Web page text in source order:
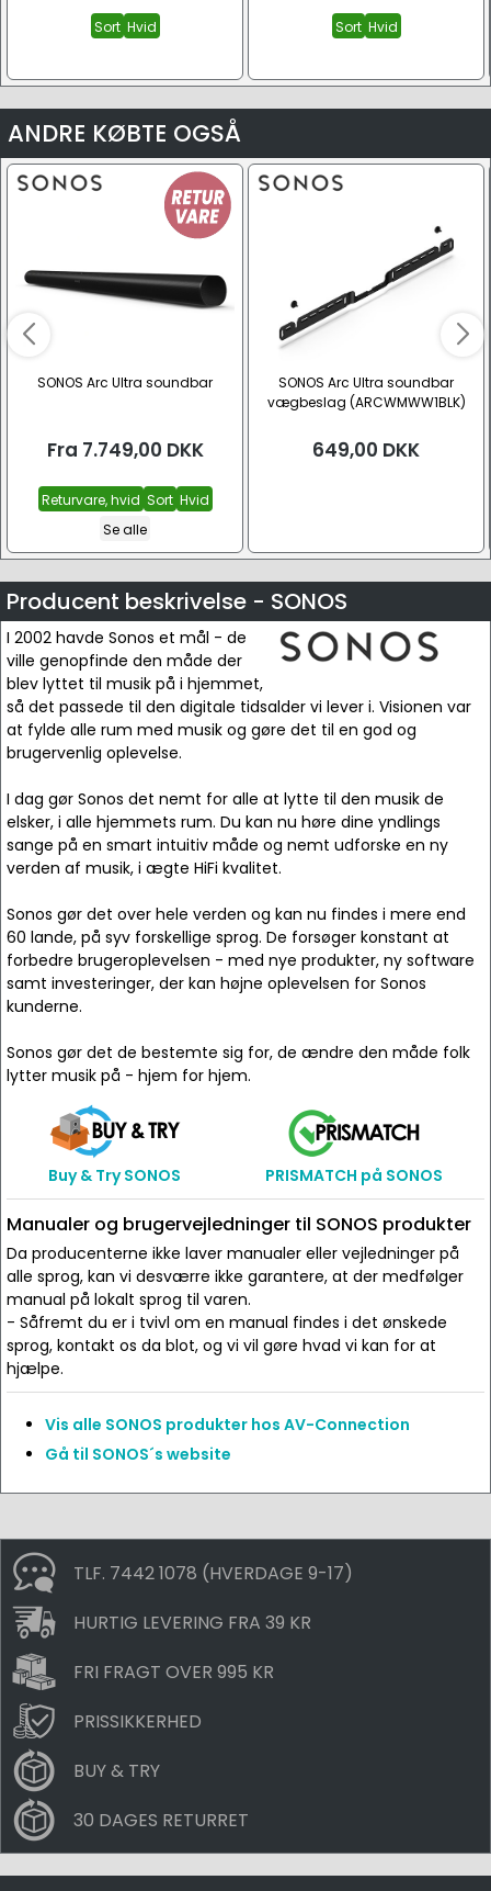
Sort Hvid Sort Hvid
ANDRE KØBTE OGSÅ
SONOS Arc Ultra soundbar
Fra 7.749,00 DKK
Returvare, hvid Sort Hvid
Se alle
SONOS Arc Ultra soundbar
vægbeslag (ARCWMWW1BLK)
649,00 DKK
Producent beskrivelse - SONOS
I 2002 havde Sonos et mål - de
ville genopfinde den måde der
blev lyttet til musik på i hjemmet,
så det passede til den digitale tidsalder vi lever i. Visionen var
at fylde alle rum med musik og gøre det til en god og
brugervenlig oplevelse.
I dag gør Sonos det nemt for alle at lytte til den musik de
elsker, i alle hjemmets rum. Du kan nu høre dine yndlings
sange på en smart intuitiv måde og nemt udforske en ny
verden af musik, i ægte HiFi kvalitet.
Sonos gør det over hele verden og kan nu findes i mere end
60 lande, på syv forskellige sprog. De forsøger konstant at
forbedre brugeroplevelsen - med nye produkter, ny software
samt investeringer, der kan højne oplevelsen for Sonos
kunderne.
Sonos gør det de bestemte sig for, de ændre den måde folk
lytter musik på - hjem for hjem.
Buy & Try SONOS PRISMATCH på SONOS
Manualer og brugervejledninger til SONOS produkter
Da producenterne ikke laver manualer eller vejledninger på
alle sprog, kan vi desværre ikke garantere, at der medfølger
manual på lokalt sprog til varen.
- Såfremt du er i tvivl om en manual findes i det ønskede
sprog, kontakt os da blot, og vi vil gøre hvad vi kan for at
hjælpe.
Vis alle SONOS produkter hos AV-Connection
Gå til SONOS´s website
TLF. 7442 1078 (HVERDAGE 9-17)
HURTIG LEVERING FRA 39 KR
FRI FRAGT OVER 995 KR
PRISSIKKERHED
BUY & TRY
30 DAGES RETURRET